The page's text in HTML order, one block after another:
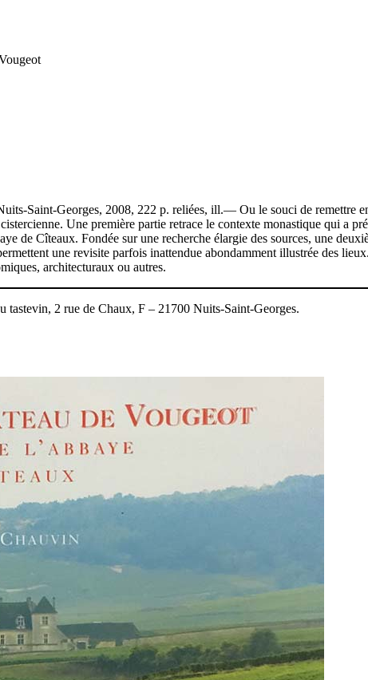
Saint-Georges, 2008, 222 p. reliées, ill.— Ou le souci de remettre
Une première partie retrace le contexte monastique qui a
de Cîteaux. Fondée sur une recherche élargie des sources, une
une revisite parfois inattendue abondamment illustrée des
architecturaux ou autres.
tastevin, 2 rue de Chaux, F – 21700 Nuits-Saint-Georges.